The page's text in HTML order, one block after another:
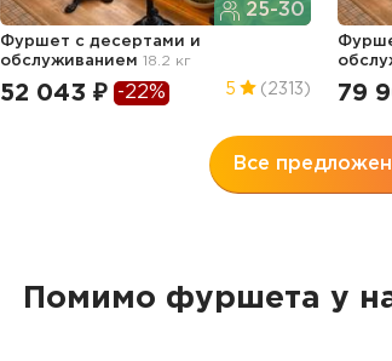
25-30
Фуршет с десертами и
обслуживанием
18.2 кг
52 043 ₽ -22% 5 (2313) 79
Все
Помимо фуршета у